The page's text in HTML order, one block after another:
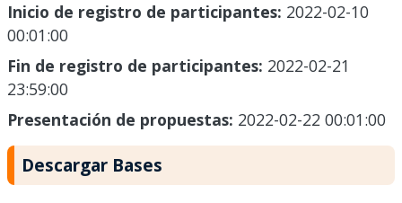
Inicio de registro de participantes: 2022-02-10
00:01:00
Fin de registro de participantes: 2022-02-21
23:59:00
Presentación de propuestas: 2022-02-22 00:01:00
Descargar Bases